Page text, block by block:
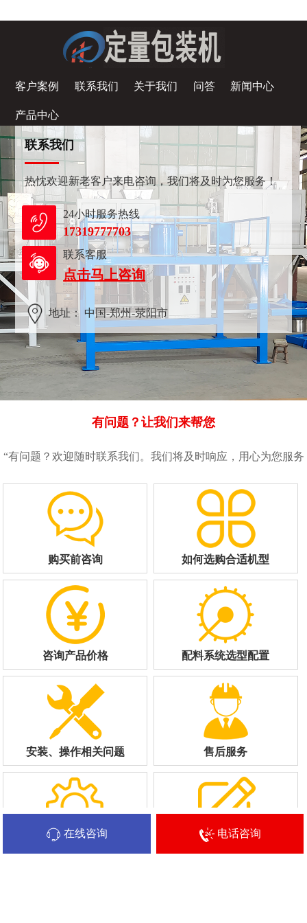
客户案例 联系我们 关于我们 问答 新闻中心
产品中心
联系我们
热忱欢迎新老客户来电咨询，我们将及时为您服务！
24小时服务热线
17319777703
联系客服
点击马上咨询
地址： 中国-郑州-荥阳市
有问题？让我们来帮您
“有问题？欢迎随时联系我们。我们将及时响应，用心为您服务
购买前咨询 如何选购合适机型
咨询产品价格 配料系统选型配置
安装、操作相关问题 售后服务
在线咨询 电话咨询